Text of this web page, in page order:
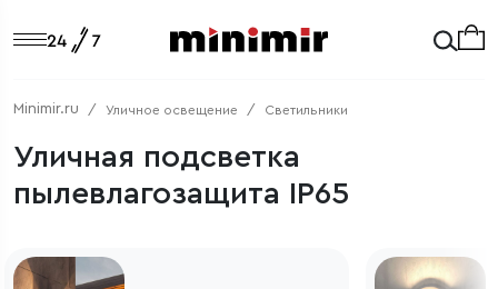
Minimir.ru Уличное освещение Светильники
Уличная подсветка
пылевлагозащита IP65